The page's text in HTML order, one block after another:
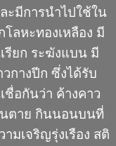
ะมีการนำไปใช้ใน
ลหะทองเหลือง มี
รียก ระฆังแบนมี
กางปีก ซึ่งได้รับ
อกันว่า ค้างคาว
นตาย กินนอนบนที่
มเจริญรุ่งเรือง สติ